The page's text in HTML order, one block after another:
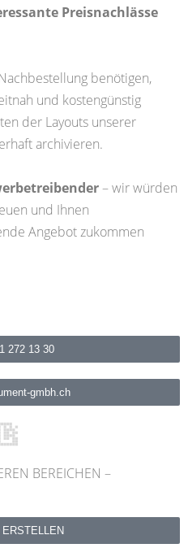
Preisnachlässe
benötigen,
und kostengünstig
der Layouts unserer
archivieren.
– wir würden
und Ihnen
Angebot zukommen
272 13 30
gmbh.ch
BEREICHEN –